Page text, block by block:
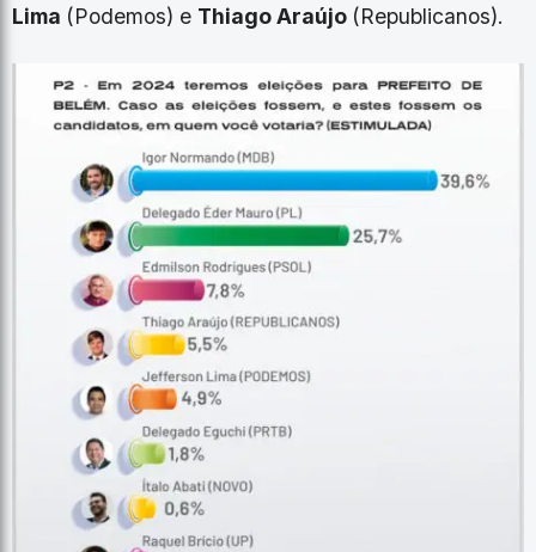
Lima (Podemos) e Thiago Araújo (Republicanos).